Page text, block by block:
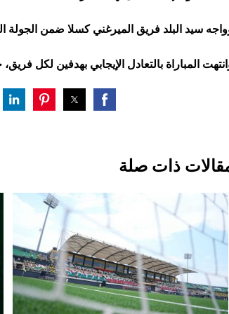
سيد البلد فريق الميرغني كسلا ضمن الجولة
المباراة بالتعادل الإيجابي بهدفين لكل
ذات صلة